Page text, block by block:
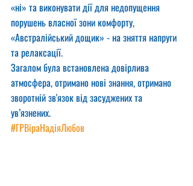
«ні» та виконувати дії для недопущення
порушень власної зони комфорту,
«Австралійський дощик» - на зняття напруги
та релаксації.
Загалом була встановлена довірлива
атмосфера, отримано нові знання, отримано
зворотній зв'язок від засуджених та
ув’язнених.
#ГРВіраНадіяЛюбов